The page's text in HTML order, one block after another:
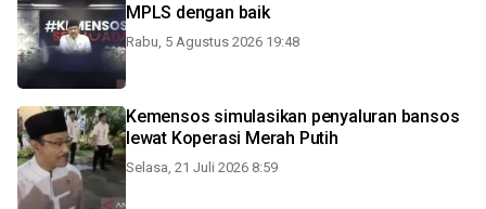
MPLS dengan baik
Rabu, 5 Agustus 2026 19:48
Kemensos simulasikan penyaluran bansos
lewat Koperasi Merah Putih
Selasa, 21 Juli 2026 8:59